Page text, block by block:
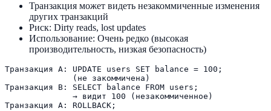
Транзакция может видеть незакоммиченные изменения
других транзакций
Риск: Dirty reads, lost updates
Использование: Очень редко (высокая
производительность, низкая безопасность)
Транзакция A: UPDATE users SET balance = 100;
              (не закоммичена)
Транзакция B: SELECT balance FROM users;
              → видит 100 (незакоммиченное)
Транзакция A: ROLLBACK;